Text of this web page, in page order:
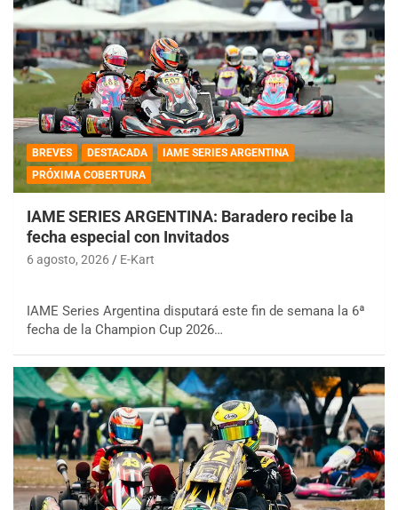
BREVES DESTACADA
IAME SERIES ARGENTINA
PRÓXIMA COBERTURA
IAME SERIES ARGENTINA: Baradero recibe la
fecha especial con Invitados
6 agosto, 2026 E-Kart
IAME Series Argentina disputará este fin de semana la 6ª
fecha de la Champion Cup 2026…